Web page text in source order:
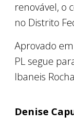
renovável, o
no Distrito
Aprovado
PL segue
Ibaneis
Denise